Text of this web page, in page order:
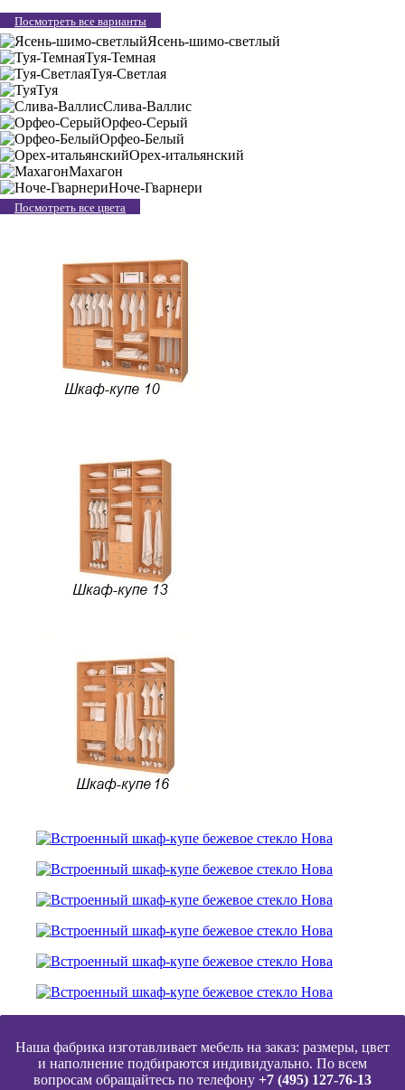
Посмотреть все варианты
Ясень-шимо-светлый
Туя-Темная
Туя-Светлая
Туя
Слива-Валлис
Орфео-Серый
Орфео-Белый
Орех-итальянский
Махагон
Ноче-Гварнери
Посмотреть все цвета
Наша фабрика изготавливает мебель на заказ: размеры, цвет
и наполнение подбираются индивидуально. По всем
вопросам обращайтесь по телефону +7 (495) 127-76-13